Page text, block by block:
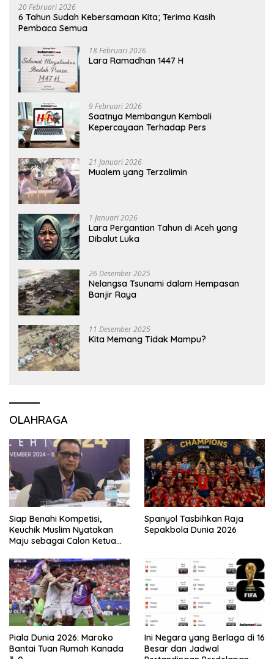
20 Februari 2026
6 Tahun Sudah Kebersamaan Kita; Terima Kasih
Pembaca Semua
18 Februari 2026
Lara Ramadhan 1447 H
9 Februari 2026
Saatnya Membangun Kembali
Kepercayaan Terhadap Pers
21 Januari 2026
Mualem yang Terzalimin
1 Januari 2026
Lara Pergantian Tahun di Aceh yang
Dibalut Luka
26 Desember 2025
Nelangsa Tsunami dalam Hempasan
Banjir Raya
11 Desember 2025
Kita Memang Tidak Mampu?
OLAHRAGA
Siap Benahi Kompetisi,
Keuchik Muslim Nyatakan
Maju sebagai Calon Ketua
Spanyol Tasbihkan Raja
Sepakbola Dunia 2026
Piala Dunia 2026: Maroko
Bantai Tuan Rumah Kanada
Ini Negara yang Berlaga di 16
Besar dan Jadwal